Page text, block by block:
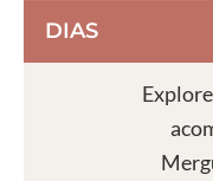
DIAS